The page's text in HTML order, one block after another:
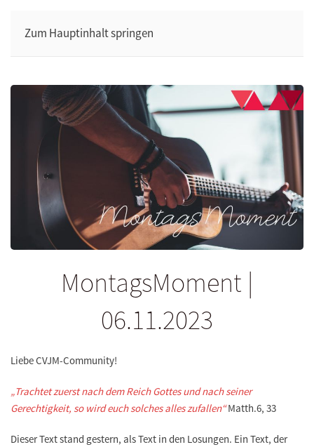
Zum Hauptinhalt springen
MontagsMoment |
06.11.2023
Liebe CVJM-Community!
„Trachtet zuerst nach dem Reich Gottes und nach seiner
Gerechtigkeit, so wird euch solches alles zufallen“Matth.6, 33
Dieser Text stand gestern, als Text in den Losungen. Ein Text, der